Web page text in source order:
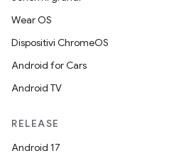
Wear OS
Dispositivi ChromeOS
Android for Cars
Android TV
RELEASE
Android 17